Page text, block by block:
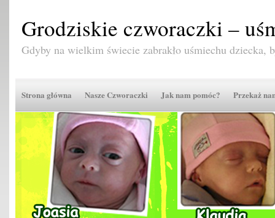
Grodziskie czworaczki –
Gdyby na wielkim świecie zabrakło uśmiechu dziecka,
Strona główna Nasze Czworaczki Jak nam pomóc? Przekaż